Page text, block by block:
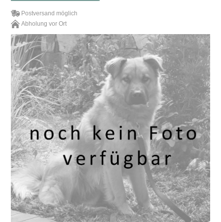
Postversand möglich
Abholung vor Ort